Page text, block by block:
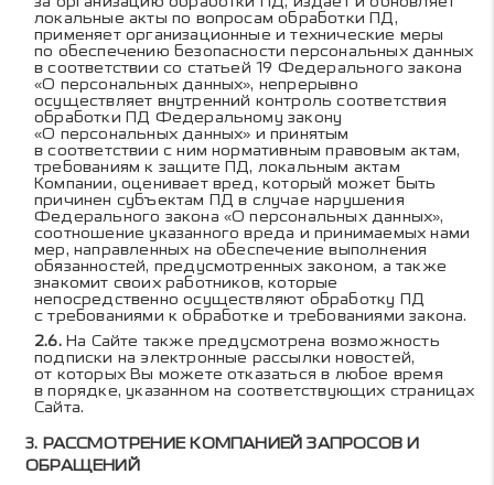
локальные акты по вопросам обработки ПД,
применяет организационные и технические меры
по обеспечению безопасности персональных данных
в соответствии со статьей 19 Федерального закона
«О персональных данных», непрерывно
осуществляет внутренний контроль соответствия
обработки ПД Федеральному закону
«О персональных данных» и принятым
в соответствии с ним нормативным правовым актам,
требованиям к защите ПД, локальным актам
Компании, оценивает вред, который может быть
причинен субъектам ПД в случае нарушения
Федерального закона «О персональных данных»,
соотношение указанного вреда и принимаемых нами
мер, направленных на обеспечение выполнения
обязанностей, предусмотренных законом, а также
знакомит своих работников, которые
непосредственно осуществляют обработку ПД
с требованиями к обработке и требованиями закона.
На Сайте также предусмотрена возможность
подписки на электронные рассылки новостей,
от которых Вы можете отказаться в любое время
в порядке, указанном на соответствующих страницах
Сайта.
РАССМОТРЕНИЕ КОМПАНИЕЙ ЗАПРОСОВ И
ОБРАЩЕНИЙ